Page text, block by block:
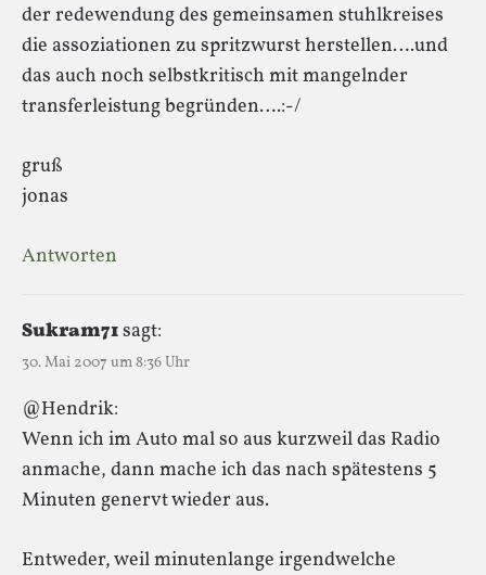
der redewendung des gemeinsamen stuhlkreises
die assoziationen zu spritzwurst herstellen….und
das auch noch selbstkritisch mit mangelnder
transferleistung begründen….:-/
gruß
jonas
Antworten
Sukram71sagt:
30. Mai 2007 um 8:36 Uhr
@Hendrik:
Wenn ich im Auto mal so aus kurzweil das Radio
anmache, dann mache ich das nach spätestens 5
Minuten genervt wieder aus.
Entweder, weil minutenlange irgendwelche